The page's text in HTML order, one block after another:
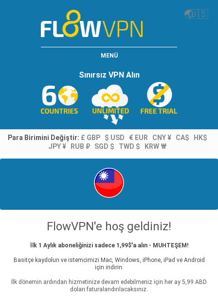
🌏🇺🇸
MENÜ
Sınırsız VPN Alın
Para Birimini Değiştir: £ GBP $ USD € EUR CNY ¥ CA$
HK$
JPY ¥
RUB ₽ SGD $ TWD $ KRW ₩
FlowVPN'e hoş geldiniz!
İlk 1 Aylık aboneliğinizi sadece 1,99$'a alın - MUHTEŞEM!
Basitçe kaydolun ve istemcimizi Mac, Windows, iPhone, iPad ve Android
için indirin.
İlk dönemin ardından hizmetinize devam edebilmeniz için her ay 5,99 ABD
doları faturalandırılacaksınız.